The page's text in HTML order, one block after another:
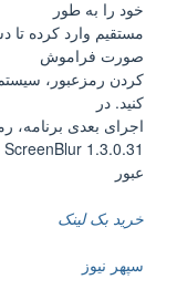
خود را به طور
مستقیم وارد کرده تا
صورت فراموش
کردن رمزعبور،
کنید. در
اجرای بعدی برنامه،
عبور
خرید بک لینک
سپهر نیوز